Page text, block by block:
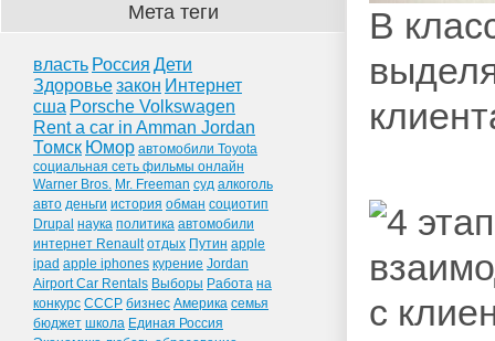
Мета теги
власть Россия Дети
Здоровьезакон Интернет
сша Porsche Volkswagen
Rent a car in Amman Jordan
Томск Юмор автомобили Toyota
социальная сеть фильмы онлайн
Warner Bros. Mr. Freeman суд алкоголь
авто деньги история обман социотип
Drupal наука политика автомобили
интернет Renault отдых Путин apple
ipad apple iphones курение Jordan
Airport Car Rentals Выборы Работа на
конкурс СССР бизнес Америка семья
бюджет школа Единая Россия
В